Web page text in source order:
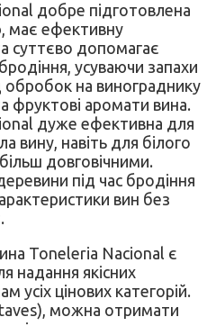
добре підготовлена
має ефективну
суттєво допомагає
усуваючи запахи
обробок на винограднику
фруктові аромати вина.
дуже ефективна для
вину, навіть для білого
довговічними.
під час бродіння
вин без
Toneleria Nacional є
надання якісних
усіх цінових категорій.
можна отримати